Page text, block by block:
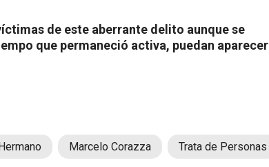
de este aberrante delito aunque se
que permaneció activa, puedan aparecer
Marcelo Corazza Trata de Personas